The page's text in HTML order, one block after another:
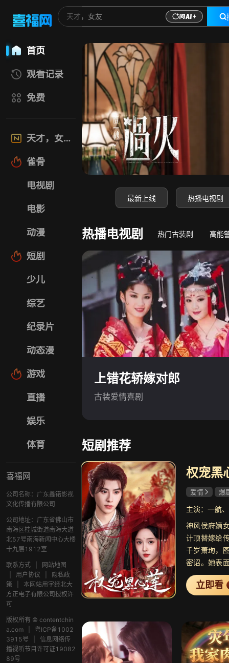
首页
观看记录
免费
天才，女友
雀骨
电视剧
电影
动漫
短剧
少儿
综艺
纪录片
动态漫
游戏
直播
娱乐
体育
喜福网
公司名称：广东鑫锘影视
文化传播有限公司
公司地址：广东省佛山市
南海区桂城街道南海大道
北57号南海新闻中心大楼
十九层1912室
联系方式
网站地图
用户协议
隐私政
策
本网站用字经北大
方正电子有限公司授权许
可
版权所有 © contentchin
a.com
粤ICP备1002
3915号
信息网络传
播视听节目许可证19082
89号
喜福影视网-高清电
最新上线 热播电视剧
热播电视剧 热门古装剧 高能
上错花轿嫁对郎
古装爱情喜剧
短剧推荐
权宠黑
爱情 爆
主演：一航
神风侯府嫡
计顶替嫁给
千岁萧珣，
密诏。她表
被萧珣识破
视，洞悉她“
加深。她助
周旋宫廷复
颠覆旧秩序
立即看